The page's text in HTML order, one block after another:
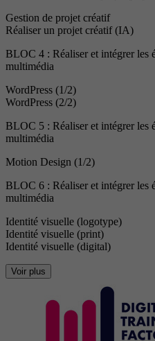
Gestion de projet créatif
Réaliser un projet créatif (IA)
BLOC 4 : Réaliser et intégrer les
multimédia
WordPress (1/2)
WordPress (2/2)
BLOC 5 : Réaliser et intégrer les
multimédia
Motion Design (1/2)
BLOC 6 : Réaliser et intégrer les
multimédia
Identité visuelle (logotype)
Identité visuelle (print)
Identité visuelle (digital)
Voir plus